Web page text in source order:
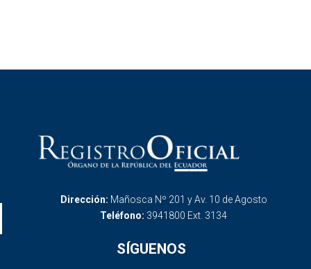
Dirección: Mañosca Nº 201 y Av. 10 de Agosto
Teléfono: 3941800 Ext. 3134
SÍGUENOS